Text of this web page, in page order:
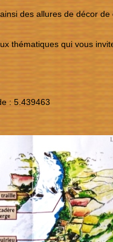
des allures de décor
thématiques qui vous
: 5.439463